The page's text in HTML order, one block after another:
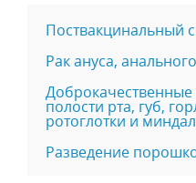
Поствакцинальный
Рак ануса,
полости рта, губ,
ротоглотки и
Разведение